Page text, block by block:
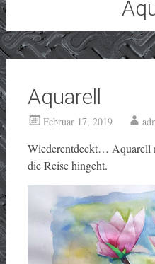
Aquarell
Februar 17, 2019
Wiederentdeckt… Aquarell
die Reise hingeht.